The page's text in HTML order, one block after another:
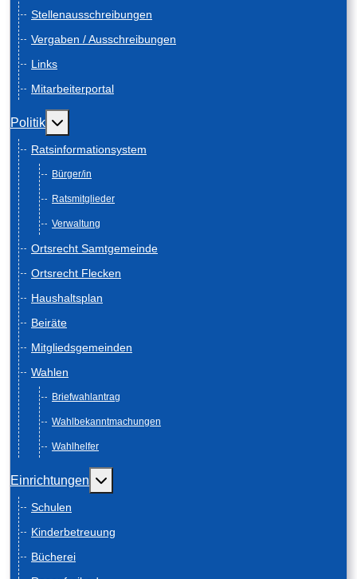
Stellenausschreibungen
Vergaben / Ausschreibungen
Links
Mitarbeiterportal
Politik Weitere Informationen: Politik
Ratsinformationsystem
Bürger/in
Ratsmitglieder
Verwaltung
Ortsrecht Samtgemeinde
Ortsrecht Flecken
Haushaltsplan
Beiräte
Mitgliedsgemeinden
Wahlen
Briefwahlantrag
Wahlbekanntmachungen
Wahlhelfer
Einrichtungen Weitere Informationen: Einrichtungen
Schulen
Kinderbetreuung
Bücherei